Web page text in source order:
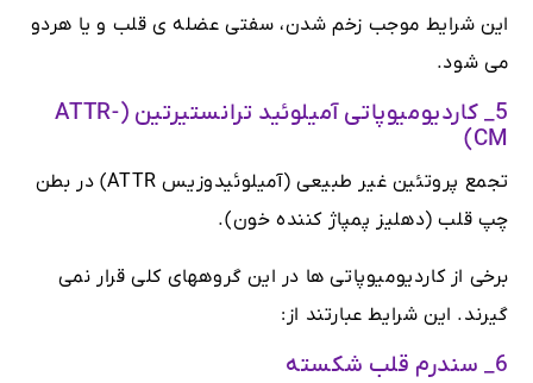
این شرایط موجب زخم شدن، سفتی عضله ی قلب و یا هردو
می شود.
5_ کاردیومیوپاتی آمیلوئید ترانستیرتین (ATTR-
CM)
تجمع پروتئین غیر طبیعی (آمیلوئیدوزیس ATTR) در بطن
چپ قلب (دهلیز پمپاژ کننده خون).
برخی از کاردیومیوپاتی ها در این گروههای کلی قرار نمی
گیرند. این شرایط عبارتند از:
6_ سندرم قلب شکسته